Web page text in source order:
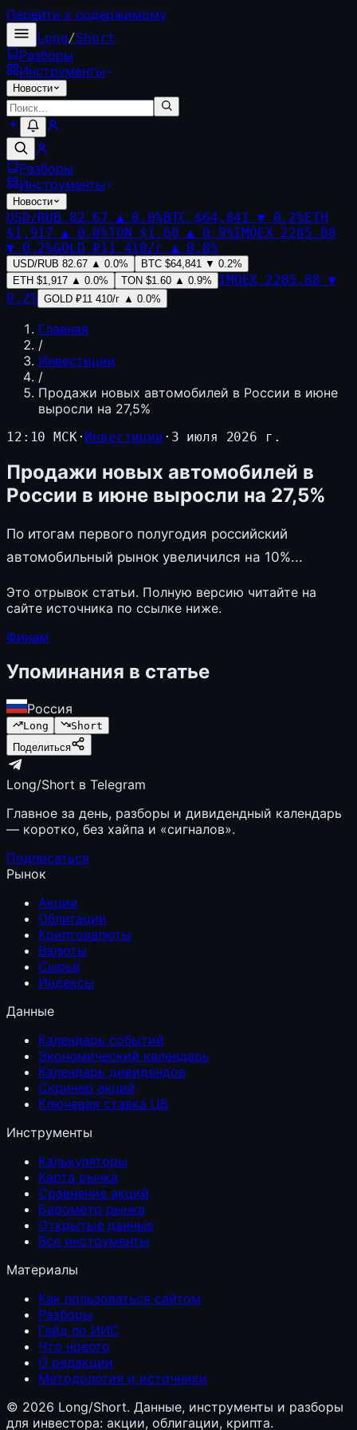
Перейти к содержимому
Long/Short
Разборы
Инструменты
Новости
Разборы
Инструменты
Новости
USD/RUB 82.67 ▲ 0.0%BTC $64,841 ▼ 0.2%ETH
$1,917 ▲ 0.0%TON $1.60 ▲ 0.9%IMOEX 2285.88
▼ 0.2%GOLD ₽11 410/г ▲ 0.0%
USD/RUB 82.67 ▲ 0.0% BTC $64,841 ▼ 0.2%
ETH $1,917 ▲ 0.0% TON $1.60 ▲ 0.9% IMOEX 2285.88 ▼
0.2% GOLD ₽11 410/г ▲ 0.0%
Главная
/
Инвестиции
/
Продажи новых автомобилей в России в июне
выросли на 27,5%
12:10 МСК· Инвестиции · 3 июля 2026 г.
Продажи новых автомобилей в
России в июне выросли на 27,5%
По итогам первого полугодия российский
автомобильный рынок увеличился на 10%...
Это отрывок статьи. Полную версию читайте на
сайте источника по ссылке ниже.
Финам
Упоминания в статье
Россия
Long
Short
Поделиться
Long/Short в Telegram
Главное за день, разборы и дивидендный календарь
— коротко, без хайпа и «сигналов».
Подписаться
Рынок
Акции
Облигации
Криптовалюты
Валюты
Сырьё
Индексы
Данные
Календарь событий
Экономический календарь
Календарь дивидендов
Скринер акций
Ключевая ставка ЦБ
Инструменты
Калькуляторы
Карта рынка
Сравнение акций
Барометр рынка
Открытые данные
Все инструменты
Материалы
Как пользоваться сайтом
Разборы
Гайд по ИИС
Что нового
О редакции
Методология и источники
© 2026 Long/Short. Данные, инструменты и разборы
для инвестора: акции, облигации, крипта.